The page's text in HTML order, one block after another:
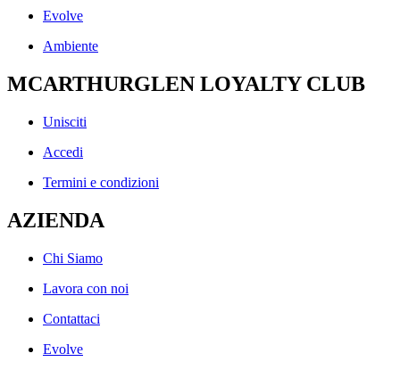
Evolve
Ambiente
MCARTHURGLEN LOYALTY CLUB
Unisciti
Accedi
Termini e condizioni
AZIENDA
Chi Siamo
Lavora con noi
Contattaci
Evolve